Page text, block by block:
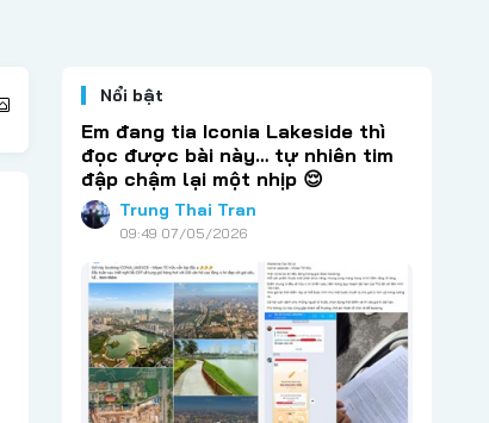
Nổi bật
Em đang tia Iconia Lakeside thì
đọc được bài này… tự nhiên tim
đập chậm lại một nhịp 😌
Trung Thai Tran
09:49 07/05/2026